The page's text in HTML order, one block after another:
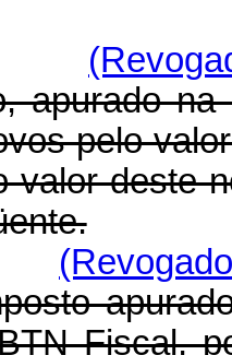
apurado
pelo
valor deste
Fiscal,